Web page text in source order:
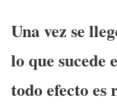
Una vez se
lo que sucede
todo efecto es